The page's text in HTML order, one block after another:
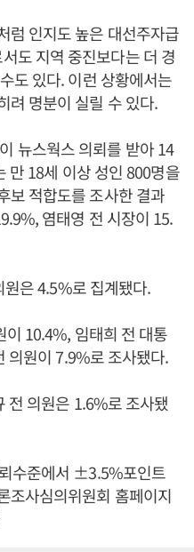
럼 인지도 높은 대선주자급
도 지역 중진보다는 더 경
도 있다. 이런 상황에서는
려 명분이 실릴 수 있다.
뉴스웍스 의뢰를 받아 14
만 18세 이상 성인 800명을
보 적합도를 조사한 결과
염태영 전 시장이 15.
은 4.5%로 집계됐다.
10.4%, 임태희 전 대통
의원이 7.9%로 조사됐다.
전 의원은 1.6%로 조사됐
수준에서 ±3.5%포인트
조사심의위원회 홈페이지